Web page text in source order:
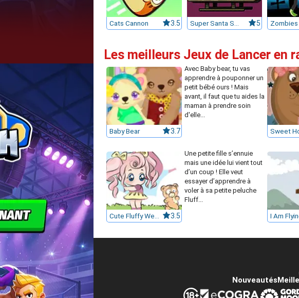
Cats Cannon 3.5 Super Santa Shooter 5
Les meilleurs Jeux de Lancer en
Baby Bear 3.7
Avec Baby bear, tu vas
apprendre à pouponner un
petit bébé ours ! Mais
avant, il faut que tu aides la
maman à prendre soin
d'elle...
3.5
Une petite fille s’ennuie
mais une idée lui vient tout
d’un coup ! Elle veut
essayer d’apprendre à
voler à sa petite peluche
Fluff...
Nouveautés